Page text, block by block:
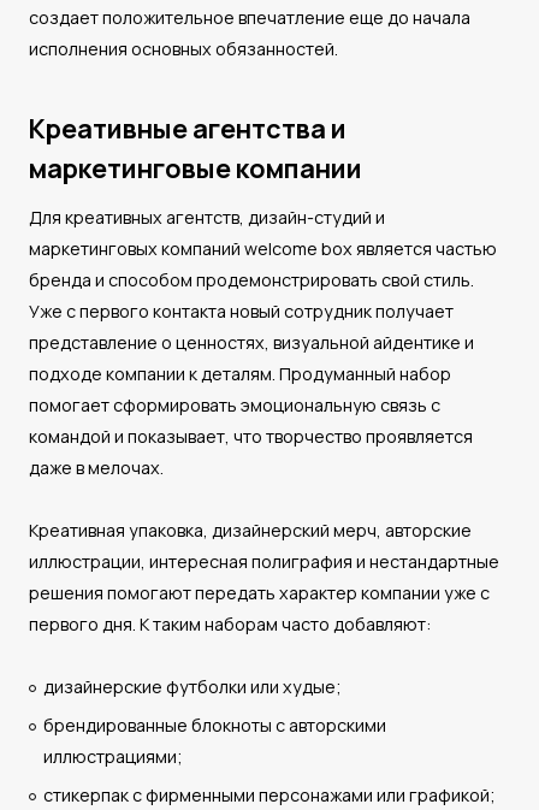
создает положительное впечатление еще до начала
исполнения основных обязанностей.
Креативные агентства и
маркетинговые компании
Для креативных агентств, дизайн-студий и
маркетинговых компаний welcome box является частью
бренда и способом продемонстрировать свой стиль.
Уже с первого контакта новый сотрудник получает
представление о ценностях, визуальной айдентике и
подходе компании к деталям. Продуманный набор
помогает сформировать эмоциональную связь с
командой и показывает, что творчество проявляется
даже в мелочах.
Креативная упаковка, дизайнерский мерч, авторские
иллюстрации, интересная полиграфия и нестандартные
решения помогают передать характер компании уже с
первого дня. К таким наборам часто добавляют:
дизайнерские футболки или худые;
брендированные блокноты с авторскими
иллюстрациями;
стикерпак с фирменными персонажами или графикой;